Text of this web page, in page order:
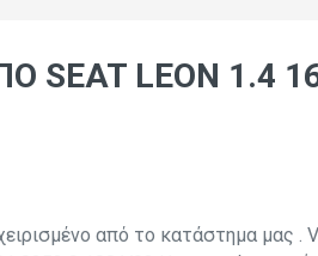
LEON 1.4
από το κατάστημα μας .